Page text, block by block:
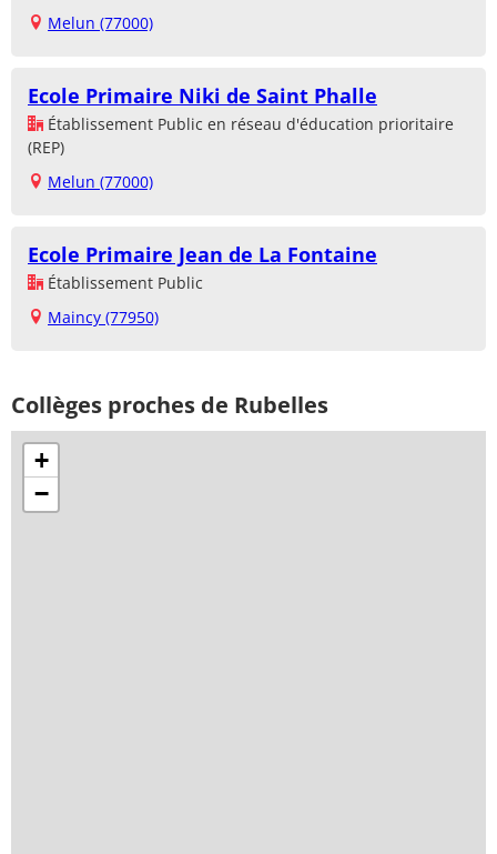
Melun (77000)
Ecole Primaire Niki de Saint Phalle
Établissement Public en réseau d'éducation prioritaire
(REP)
Melun (77000)
Ecole Primaire Jean de La Fontaine
Établissement Public
Maincy (77950)
Collèges proches de Rubelles
+
−